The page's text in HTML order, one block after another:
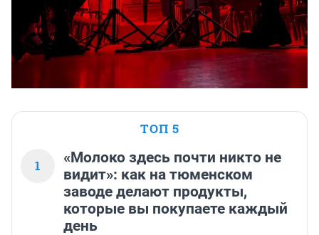
ТОП 5
1
«Молоко здесь почти никто не
видит»: как на тюменском
заводе делают продукты,
которые вы покупаете каждый
день